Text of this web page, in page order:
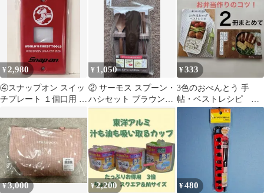
売り可)
¥2,980
④スナップオン スイッ
チプレート １個口用 レ
¥ 1,050
② サーモス スプーン・
ハシセット ブラウン
CPE-001 カトラリー
¥333
3色のおべんとう 手
帖・ベストレシピ ２
冊まとめて
¥3,000 ¥2,200 ¥480